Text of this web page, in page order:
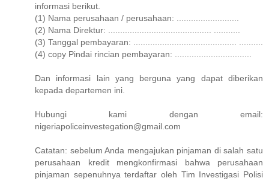
informasi berikut.
(1) Nama perusahaan / perusahaan: ..........................
(2) Nama Direktur: ........................................... ...........
(3) Tanggal pembayaran: ........................................... ..........
(4) copy Pindai rincian pembayaran: ................................
Dan informasi lain yang berguna yang dapat diberikan
kepada departemen ini.
Hubungi kami dengan email:
nigeriapoliceinvestegation@gmail.com
Catatan: sebelum Anda mengajukan pinjaman di salah satu
perusahaan kredit mengkonfirmasi bahwa perusahaan
pinjaman sepenuhnya terdaftar oleh Tim Investigasi Polisi